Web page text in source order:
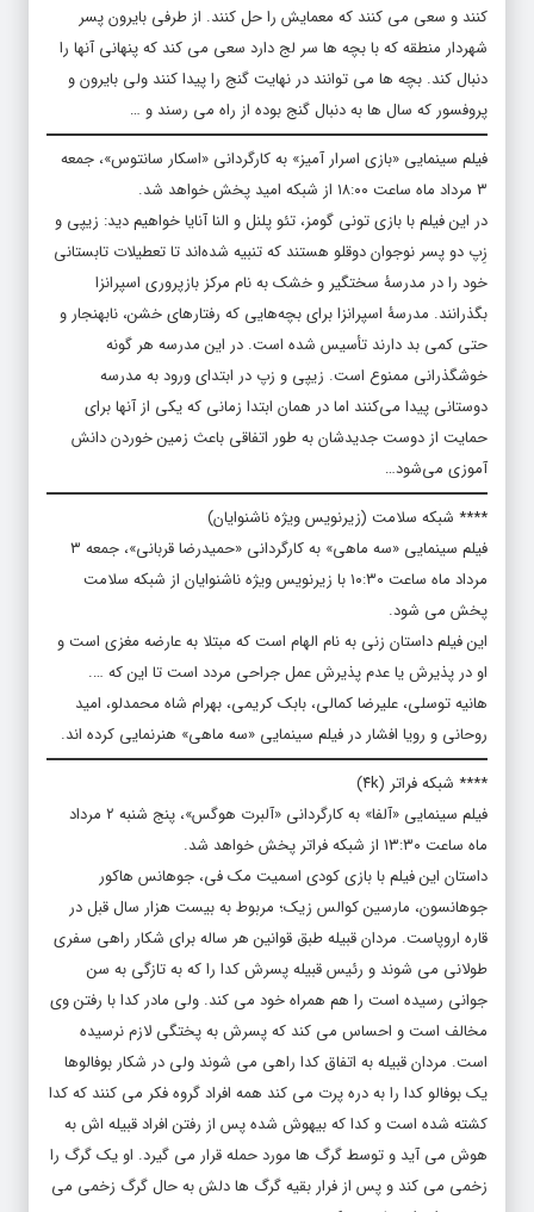
کنند و سعی می کنند که معمایش را حل کنند. از طرفی بایرون پسر
شهردار منطقه که با بچه ها سر لج دارد سعی می کند که پنهانی آنها را
دنبال کند. بچه ها می توانند در نهایت گنج را پیدا کنند ولی بایرون و
پروفسور که سال ها به دنبال گنج بوده از راه می رسند و …
فیلم سینمایی «بازی اسرار آمیز» به کارگردانی «اسکار سانتوس»، جمعه
۳ مرداد ماه ساعت ۱۸:۰۰ از شبکه امید پخش خواهد شد.
در این فیلم با بازی تونی گومز، تئو پلنل و النا آنایا خواهیم دید: زیپی و
زِپ دو پسر نوجوان دوقلو هستند که تنبیه شده‌اند تا تعطیلات تابستانی
خود را در مدرسۀ سختگیر و خشک به نام مرکز بازپروری اسپرانزا
بگذرانند. مدرسۀ اسپرانزا برای بچه‌هایی که رفتارهای خشن، نابهنجار و
حتی کمی بد دارند تأسیس شده است. در این مدرسه هر گونه
خوشگذرانی ممنوع است. زیپی و زپ در ابتدای ورود به مدرسه
دوستانی پیدا می‌کنند اما در همان ابتدا زمانی که یکی از آنها برای
حمایت از دوست جدیدشان به طور اتفاقی باعث زمین خوردن دانش
آموزی می‌شود…
**** شبکه سلامت (زیرنویس ویژه ناشنوایان)
فیلم سینمایی «سه ماهی» به کارگردانی «حمیدرضا قربانی»، جمعه ۳
مرداد ماه ساعت ۱۰:۳۰ با زیرنویس ویژه ناشنوایان از شبکه سلامت
پخش می شود.
این فیلم داستان زنی به نام الهام است که مبتلا به عارضه مغزی است و
او در پذیرش یا عدم پذیرش عمل جراحی مردد است تا این که ….
هانیه توسلی، علیرضا کمالی، بابک کریمی، بهرام شاه محمدلو، امید
روحانی و رویا افشار در فیلم سینمایی «سه ماهی» هنرنمایی کرده اند.
**** شبکه فراتر (۴k)
فیلم سینمایی «آلفا» به کارگردانی «آلبرت هوگس»، پنج شنبه ۲ مرداد
ماه ساعت ۱۳:۳۰ از شبکه فراتر پخش خواهد شد.
داستان این فیلم با بازی کودی اسمیت مک فی، جوهانس هاکور
جوهانسون، مارسین کوالس زیک؛ مربوط به بیست هزار سال قبل در
قاره اروپاست. مردان قبیله طبق قوانین هر ساله برای شکار راهی سفری
طولانی می شوند و رئیس قبیله پسرش کدا را که به تازگی به سن
جوانی رسیده است را هم همراه خود می کند. ولی مادر کدا با رفتن وی
مخالف است و احساس می کند که پسرش به پختگی لازم نرسیده
است. مردان قبیله به اتفاق کدا راهی می شوند ولی در شکار بوفالوها
یک بوفالو کدا را به دره پرت می کند همه افراد گروه فکر می کنند که کدا
کشته شده است و کدا که بیهوش شده پس از رفتن افراد قبیله اش به
هوش می آید و توسط گرگ ها مورد حمله قرار می گیرد. او یک گرگ را
زخمی می کند و پس از فرار بقیه گرگ ها دلش به حال گرگ زخمی می